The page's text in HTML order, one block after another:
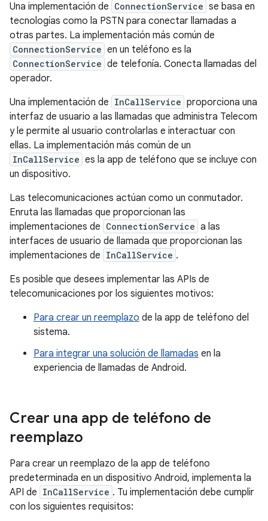
Una implementación de ConnectionService se basa en
tecnologías como la PSTN para conectar llamadas a
otras partes. La implementación más común de
ConnectionService en un teléfono es la
ConnectionService de telefonía. Conecta llamadas del
operador.
Una implementación de InCallService proporciona una
interfaz de usuario a las llamadas que administra Telecom
y le permite al usuario controlarlas e interactuar con
ellas. La implementación más común de un
InCallService es la app de teléfono que se incluye con
un dispositivo.
Las telecomunicaciones actúan como un conmutador.
Enruta las llamadas que proporcionan las
implementaciones de ConnectionService a las
interfaces de usuario de llamada que proporcionan las
implementaciones de InCallService .
Es posible que desees implementar las APIs de
telecomunicaciones por los siguientes motivos:
Para crear un reemplazo de la app de teléfono del
sistema.
Para integrar una solución de llamadas en la
experiencia de llamadas de Android.
Crear una app de teléfono de
reemplazo
Para crear un reemplazo de la app de teléfono
predeterminada en un dispositivo Android, implementa la
API de InCallService . Tu implementación debe cumplir
con los siguientes requisitos: